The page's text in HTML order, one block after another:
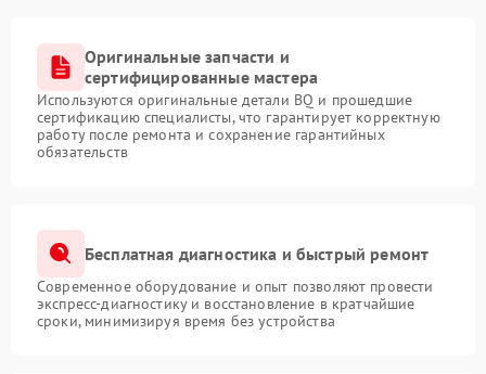
Оригинальные запчасти и
сертифицированные мастера
Используются оригинальные детали BQ и прошедшие
сертификацию специалисты, что гарантирует корректную
работу после ремонта и сохранение гарантийных
обязательств
Бесплатная диагностика и быстрый ремонт
Современное оборудование и опыт позволяют провести
экспресс-диагностику и восстановление в кратчайшие
сроки, минимизируя время без устройства